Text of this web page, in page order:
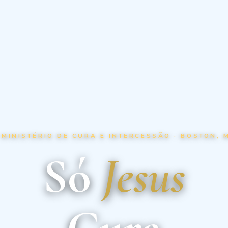
DE CURA E INTERCESSÃO · BOSTON,
SóJesus